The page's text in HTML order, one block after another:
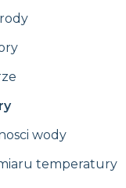
wody
temperatury